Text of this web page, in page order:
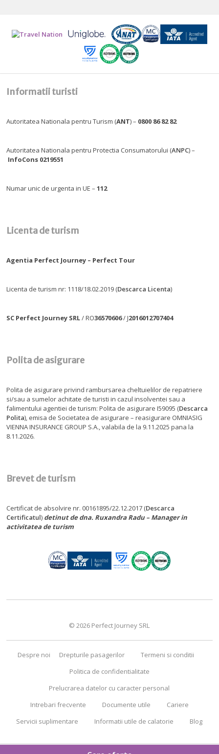
Informatii turisti
Autoritatea Nationala pentru Turism (ANT) – 0800 86 82 82
Autoritatea Nationala pentru Protectia Consumatorului (ANPC) –
InfoCons 0219551
Numar unic de urgenta in UE –112
Licenta de turism
Agentia Perfect Journey – Perfect Tour
Licenta de turism nr: 1118/18.02.2019 (Descarca Licenta)
SC Perfect Journey SRL/ RO36570606/ J2016012707404
Polita de asigurare
Polita de asigurare privind rambursarea cheltuielilor de repatriere
si/sau a sumelor achitate de turisti in cazul insolventei sau a
falimentului agentiei de turism: Polita de asigurare I59095 (Descarca
Polita), emisa de Societatea de asigurare – reasigurare OMNIASIG
VIENNA INSURANCE GROUP S.A., valabila de la 9.11.2025 pana la
8.11.2026.
Brevet de turism
Certificat de absolvire nr. 00161895/22.12.2017 (Descarca
Certificatul) detinut de dna. Ruxandra Radu – Manager in
activitatea de turism
© 2026 Perfect Journey SRL
Despre noi Drepturile pasagerilor
Termeni si conditii
Politica de confidentialitate
Prelucrarea datelor cu caracter personal
Intrebari frecvente
Documente utile
Cariere
Servicii suplimentare
Informatii utile de calatorie Blog